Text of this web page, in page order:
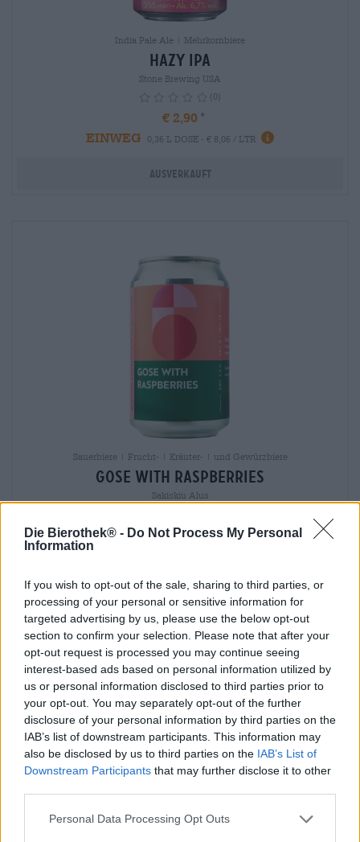
Die Bierothek® - Do Not Process My Personal
Information
If you wish to opt-out of the sale, sharing to third parties, or
processing of your personal or sensitive information for
targeted advertising by us, please use the below opt-out
section to confirm your selection. Please note that after your
opt-out request is processed you may continue seeing
interest-based ads based on personal information utilized by
us or personal information disclosed to third parties prior to
your opt-out. You may separately opt-out of the further
disclosure of your personal information by third parties on the
IAB’s list of downstream participants. This information may
also be disclosed by us to third parties on the IAB’s List of
Downstream Participants that may further disclose it to other
Personal Data Processing Opt Outs
India Pale Ale | Mehrkornbiere
Hazy IPA
Stone Brewing USA
(0)
€ 2,90
EINWEG
0,36 L DOSE - € 8,06 / LTR info
Ausverkauft
Sauerbiere | Frucht- | Kräuter- | und Gewürzbiere
Gose with Raspberries
Sakiskiu Alus
€ 4,90
EINWEG
Ausverkauft